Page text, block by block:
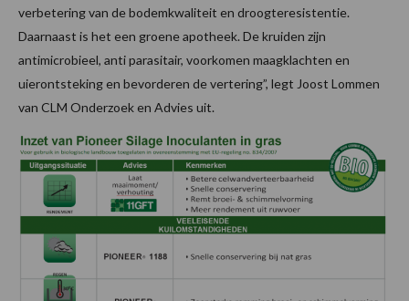
verbetering van de bodemkwaliteit en droogteresistentie.
Daarnaast is het een groene apotheek. De kruiden zijn
antimicrobieel, anti parasitair, voorkomen maagklachten en
uierontsteking en bevorderen de vertering”, legt Joost Lommen
van CLM Onderzoek en Advies uit.